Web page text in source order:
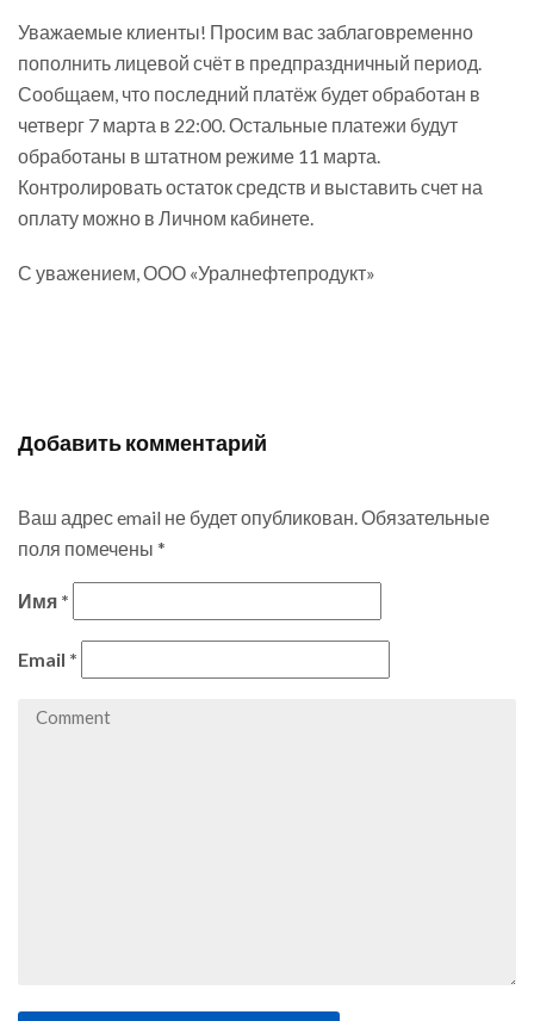
Уважаемые клиенты! Просим вас заблаговременно
пополнить лицевой счёт в предпраздничный период.
Сообщаем, что последний платёж будет обработан в
четверг 7 марта в 22:00. Остальные платежи будут
обработаны в штатном режиме 11 марта.
Контролировать остаток средств и выставить счет на
оплату можно в Личном кабинете.
С уважением, ООО «Уралнефтепродукт»
Добавить комментарий
Ваш адрес email не будет опубликован.Обязательные
поля помечены *
Имя *
Email *